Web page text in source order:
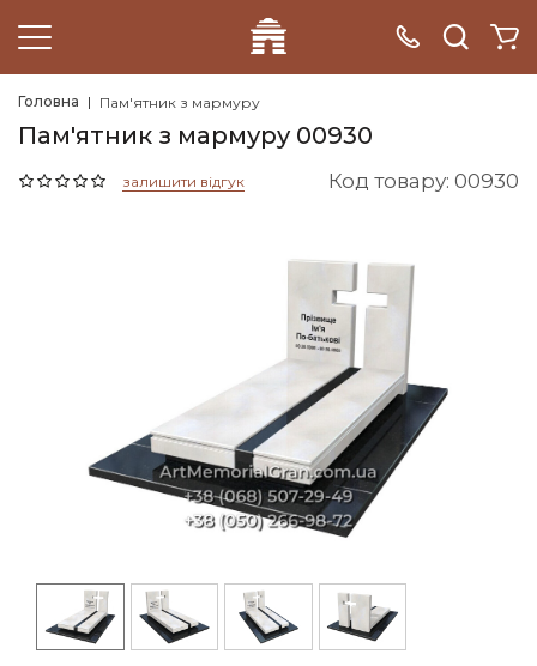
Головна Пам'ятник з мармуру
Пам'ятник з мармуру 00930
залишити відгук Код товару: 00930